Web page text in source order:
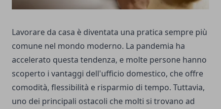
Lavorare da casa è diventata una pratica sempre più
comune nel mondo moderno. La pandemia ha
accelerato questa tendenza, e molte persone hanno
scoperto i vantaggi dell'ufficio domestico, che offre
comodità, flessibilità e risparmio di tempo. Tuttavia,
uno dei principali ostacoli che molti si trovano ad